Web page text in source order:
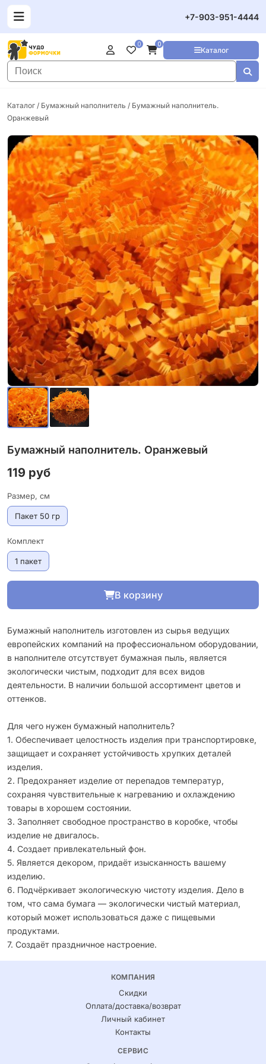
+7-903-951-4444
Каталог
0 0
Каталог / Бумажный наполнитель / Бумажный наполнитель.
Оранжевый
Бумажный наполнитель. Оранжевый
119 руб
Размер, см
Пакет 50 гр
Комплект
1 пакет
В корзину
Бумажный наполнитель изготовлен из сырья ведущих
европейских компаний на профессиональном оборудовании,
в наполнителе отсутствует бумажная пыль, является
экологически чистым, подходит для всех видов
деятельности. В наличии большой ассортимент цветов и
оттенков.
Для чего нужен бумажный наполнитель?
1. Обеспечивает целостность изделия при транспортировке,
защищает и сохраняет устойчивость хрупких деталей
изделия.
2. Предохраняет изделие от перепадов температур,
сохраняя чувствительные к нагреванию и охлаждению
товары в хорошем состоянии.
3. Заполняет свободное пространство в коробке, чтобы
изделие не двигалось.
4. Создает привлекательный фон.
5. Является декором, придаёт изысканность вашему
изделию.
6. Подчёркивает экологическую чистоту изделия. Дело в
том, что сама бумага — экологически чистый материал,
который может использоваться даже с пищевыми
продуктами.
7. Создаёт праздничное настроение.
КОМПАНИЯ
Скидки
Оплата/доставка/возврат
Личный кабинет
Контакты
СЕРВИС